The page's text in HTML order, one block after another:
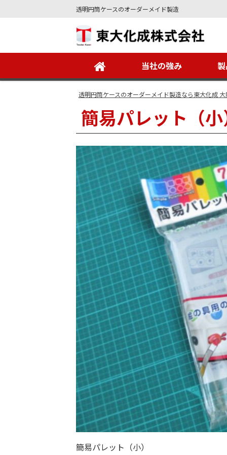
透明円筒ケースのオーダーメイド製造
当社の強み
透明円筒ケースのオーダーメイド製造なら東大化成
簡易パレット（小
簡易パレット（小）